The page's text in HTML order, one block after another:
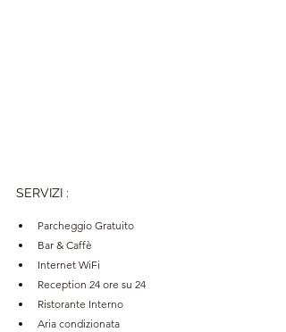
SERVIZI :
Parcheggio Gratuito
Bar & Caffè
Internet WiFi
Reception 24 ore su 24
Ristorante Interno
Aria condizionata